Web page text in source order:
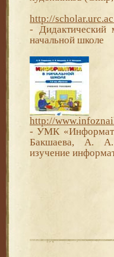
http://
-
начальной школе
http://
- УМК
Бакшаева, А. А.
изучение